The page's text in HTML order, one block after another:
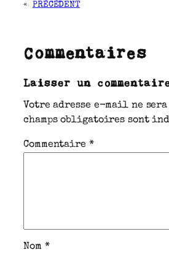
« PRÉCÉDENT
Commentaires
Laisser un
Votre adresse e-mail ne
champs obligatoires sont
Commentaire *
Nom *